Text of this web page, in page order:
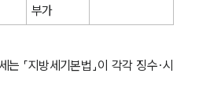
부가
는 「지방세기본법」이 각각 징수·시